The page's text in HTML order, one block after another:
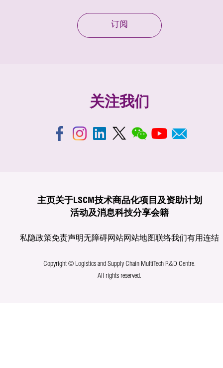
订阅
关注我们
主页关于LSCM技术商品化项目及资助计划
活动及消息科技分享会籍
私隐政策免责声明无障碍网站网站地图联络我们有用连结
Copyright © Logistics and Supply Chain MultiTech R&D Centre.
All rights reserved.